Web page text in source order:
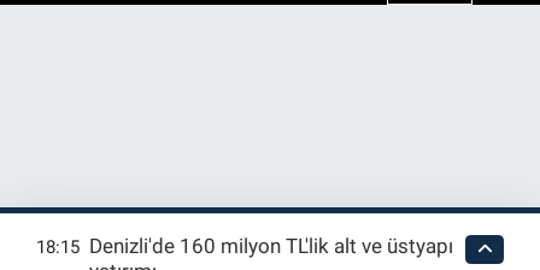
18:15 Denizli'de 160 milyon TL'lik alt ve üstyapı